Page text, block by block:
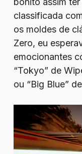
classificada
os moldes de
Zero, eu
emocionantes
“Tokyo” de
ou “Big Blue”